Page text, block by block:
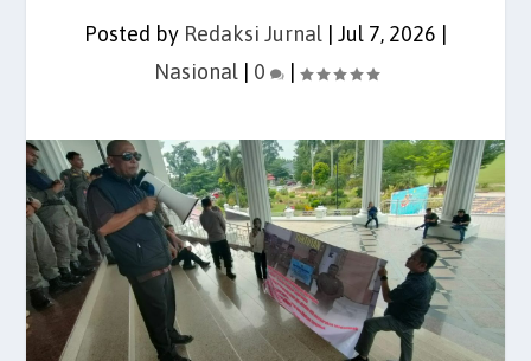
Posted by Redaksi Jurnal Jul 7, 2026
Nasional| 0 |